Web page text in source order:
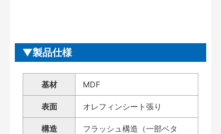
製品仕様
基材 MDF
表面 オレフィンシート張り
構造
フラッシュ構造（一部ベタ